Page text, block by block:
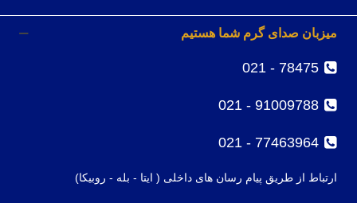
میزبان صدای گرم شما هستیم
78475 - 021
91009788 - 021
77463964 - 021
ارتباط از طریق پیام رسان های داخلی ( ایتا - بله - روبیکا)